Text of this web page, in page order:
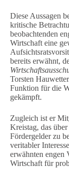
Diese Aussagen
kritische
beobachtenden
Wirtschaft eine
bereits erwähnt,
Torsten
Funktion für die
gekämpft.
Zugleich ist er
Kreistag, das
Fördergelder zu
veritabler
erwähnten engen
Wirtschaft für